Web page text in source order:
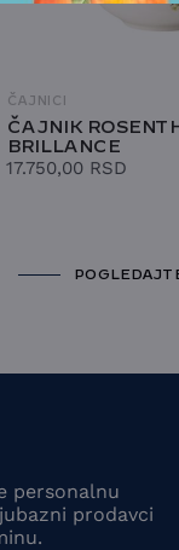
ČAJNICI
ČAJNIK
BRILLANCE
17.750,00 RSD
personalnu
prodavci